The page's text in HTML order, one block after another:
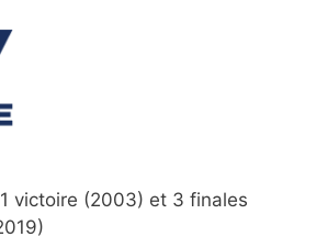
victoire (2003) et 3 finales